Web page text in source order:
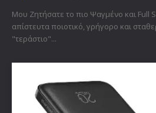
Μου Ζητήσατε το πιο Ψαγμένο και Full
απίστευτα ποιοτικό, γρήγορο και
"τεράστιο"...